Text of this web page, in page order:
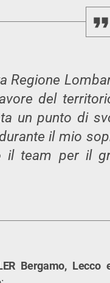
Regione
del
un punto di
il mio
il team per il
Bergamo, Lecco